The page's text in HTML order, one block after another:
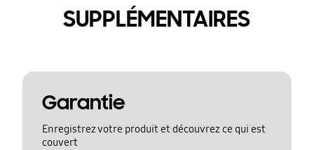
SUPPLÉMENTAIRES
Garantie
Enregistrez votre produit et découvrez ce qui est
couvert